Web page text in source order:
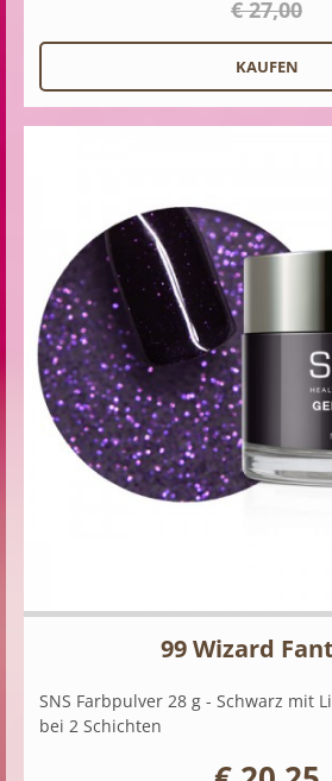
€ 27,00
99 Wizard
SNS Farbpulver 28 g - Schwarz mit
bei 2 Schichten